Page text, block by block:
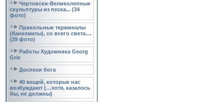
Чертовски-Великолепные
скульптуры из песка... (34
фото)
Прикольные терминалы
(банкоматы), со всего света....
(29 фото)
Работы Художника Georg
Grie
Доспехи бога
40 вещей, которые нас
возбуждают (…хотя, казалось
бы, не должны)